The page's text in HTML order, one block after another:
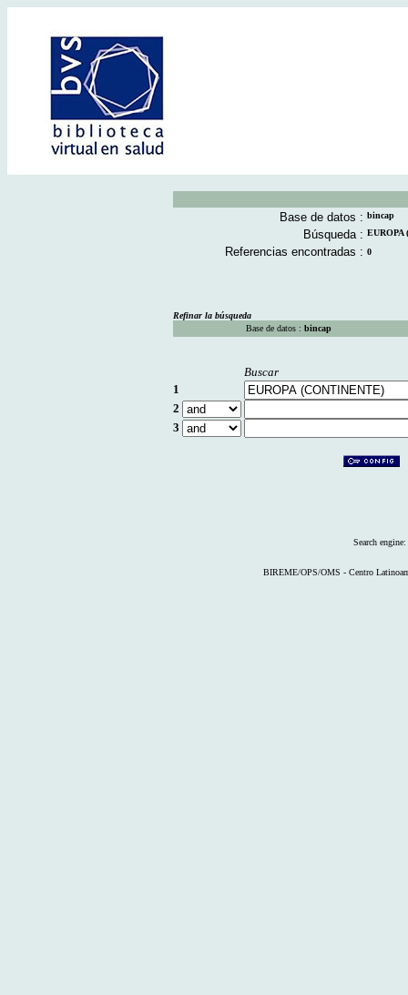
Base de datos : bincap
Búsqueda : EUROPA
Referencias encontradas : 0
Refinar la búsqueda
Base de datos : bincap
Buscar
1
2
3
Search engine:
BIREME/OPS/OMS - Centro